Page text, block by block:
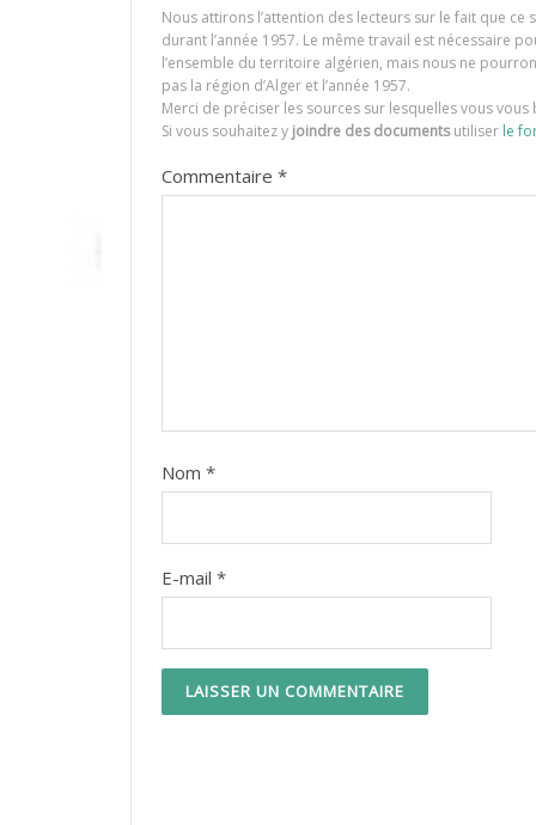
Nous attirons l’attention des lecteurs sur le fait que
durant l’année 1957. Le même travail est nécessaire
l’ensemble du territoire algérien, mais nous ne
pas la région d’Alger et l’année 1957.
Merci de préciser les sources sur lesquelles vous vous
Si vous souhaitez y joindre des documentsutiliser le
Commentaire *
Nom *
E-mail *